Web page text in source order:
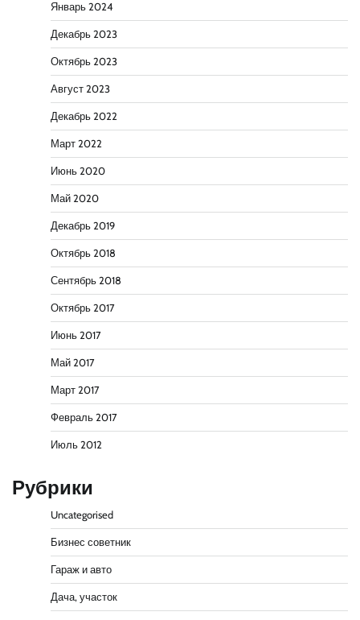
Январь 2024
Декабрь 2023
Октябрь 2023
Август 2023
Декабрь 2022
Март 2022
Июнь 2020
Май 2020
Декабрь 2019
Октябрь 2018
Сентябрь 2018
Октябрь 2017
Июнь 2017
Май 2017
Март 2017
Февраль 2017
Июль 2012
Рубрики
Uncategorised
Бизнес советник
Гараж и авто
Дача, участок